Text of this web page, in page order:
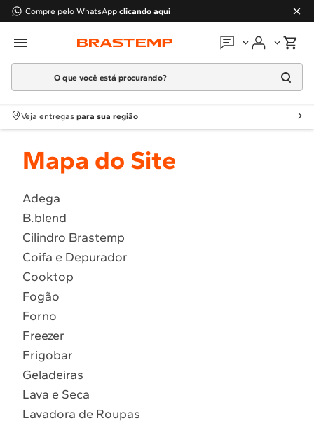
Compre pelo WhatsApp clicando aqui
Em que podemos
Atendimento Brastemp
Localizar assistência técnica
O que você está procurando?
Termos mais buscados
1º Geladeira
2
Fogao
4 º Lava Louça
5 º Cooktop
6º Microondas Brastemp
7º Forno
8º Embutir
9º Lava Seca
Veja entregas para sua região
Mapa do Site
Adega
B.blend
Cilindro Brastemp
Coifa e Depurador
Cooktop
Fogão
Forno
Freezer
Frigobar
Geladeiras
Lava e Seca
Lavadora de Roupas